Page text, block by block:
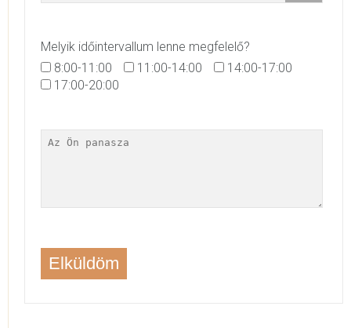
Melyik időintervallum lenne megfelelő?
8:00-11:00
11:00-14:00
14:00-17:00
17:00-20:00